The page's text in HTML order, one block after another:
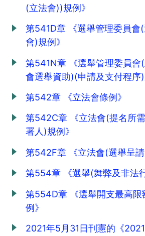
(立法會))規例》
第541D章 《選舉管理委員會
會)規例》
第541N章 《選舉管理委員會
會選舉資助)(申請及支付程序)
第542章 《立法會條例》
第542C章 《立法會(提名所
署人)規例》
第542F章 《立法會(選舉呈請
第554章 《選舉(舞弊及非法
第554D章 《選舉開支最高限
例》
2021年5月31日刊憲的《